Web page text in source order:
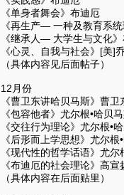
《单身者舞会》布迪厄
《再生产— 一种及教育系统
《继承人— 大学生与文化
《心灵、自我与社会》[美]
（具体内容见后面帖子）
12月份
《曹卫东讲哈贝马斯》曹
《包容他者》尤尔根•哈贝
《交往行为理论》尤尔根•
《后形而上学思想》尤尔
《现代性的哲学话语》尤
《布迪厄的社会理论》高
（具体内容在后面贴里）